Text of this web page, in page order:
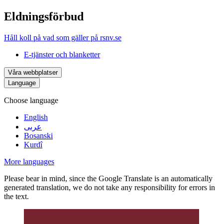
Eldningsförbud
Håll koll på vad som gäller på rsnv.se
E-tjänster och blanketter
Våra webbplatser
Language
Choose language
English
عربى
Bosanski
Kurdî
More languages
Please bear in mind, since the Google Translate is an automatically
generated translation, we do not take any responsibility for errors in
the text.